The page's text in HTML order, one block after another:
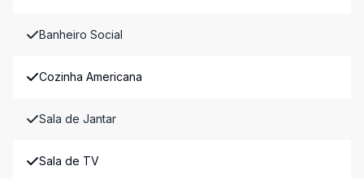
Banheiro Social
Cozinha Americana
Sala de Jantar
Sala de TV